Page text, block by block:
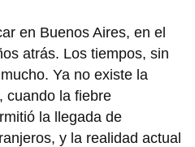
en Buenos Aires, en el
atrás. Los tiempos, sin
Ya no existe la
cuando la fiebre
la llegada de
y la realidad actual